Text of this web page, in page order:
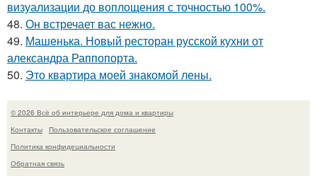
визуализации до воплощения с точностью 100%.
48. Он встречает вас нежно.
49. Машенька. Новый ресторан русской кухни от
александра Раппопорта.
50. Это квартира моей знакомой лены.
© 2026 Всё об интерьере для дома и квартиры
Контакты
Пользовательское соглашение
Политика конфидециальности
Обратная связь